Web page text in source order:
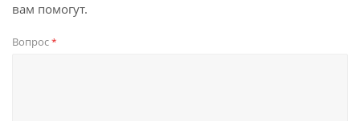
вам помогут.
Вопрос*